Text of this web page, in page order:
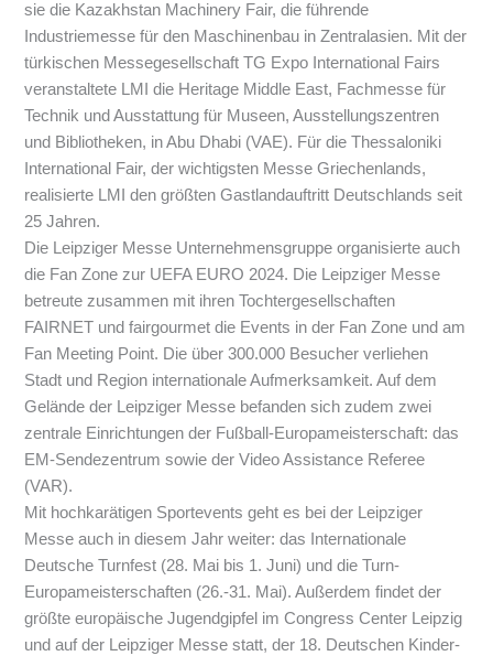
sie die Kazakhstan Machinery Fair, die führende
Industriemesse für den Maschinenbau in Zentralasien. Mit der
türkischen Messegesellschaft TG Expo International Fairs
veranstaltete LMI die Heritage Middle East, Fachmesse für
Technik und Ausstattung für Museen, Ausstellungszentren
und Bibliotheken, in Abu Dhabi (VAE). Für die Thessaloniki
International Fair, der wichtigsten Messe Griechenlands,
realisierte LMI den größten Gastlandauftritt Deutschlands seit
25 Jahren.
Die Leipziger Messe Unternehmensgruppe organisierte auch
die Fan Zone zur UEFA EURO 2024. Die Leipziger Messe
betreute zusammen mit ihren Tochtergesellschaften
FAIRNET und fairgourmet die Events in der Fan Zone und am
Fan Meeting Point. Die über 300.000 Besucher verliehen
Stadt und Region internationale Aufmerksamkeit. Auf dem
Gelände der Leipziger Messe befanden sich zudem zwei
zentrale Einrichtungen der Fußball-Europameisterschaft: das
EM-Sendezentrum sowie der Video Assistance Referee
(VAR).
Mit hochkarätigen Sportevents geht es bei der Leipziger
Messe auch in diesem Jahr weiter: das Internationale
Deutsche Turnfest (28. Mai bis 1. Juni) und die Turn-
Europameisterschaften (26.-31. Mai). Außerdem findet der
größte europäische Jugendgipfel im Congress Center Leipzig
und auf der Leipziger Messe statt, der 18. Deutschen Kinder-